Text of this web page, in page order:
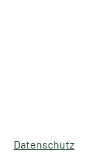
Datenschutz